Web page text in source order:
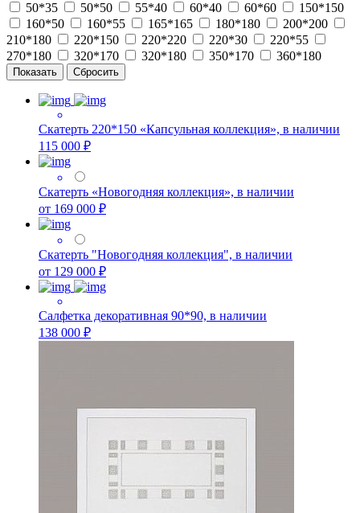
50*35
50*50 55*40 60*40 60*60
150*150
160*50
160*55 165*165 180*180
200*200
210*180
220*150 220*220 220*30
220*55
270*180
320*170 320*180 350*170 360*180
Скатерть 220*150 «Капсульная коллекция», в наличии
115 000 ₽
Скатерть «Новогодняя коллекция», в наличии
от 169 000 ₽
Скатерть "Новогодняя коллекция", в наличии
от 129 000 ₽
Салфетка декоративная 90*90, в наличии
138 000 ₽